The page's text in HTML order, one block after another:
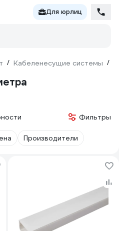
Для юрлиц
/ Кабеленесущие системы /
Фильтры
Производители